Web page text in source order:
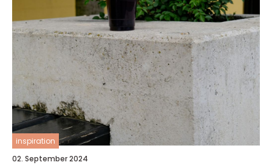
inspiration
02. September 2024